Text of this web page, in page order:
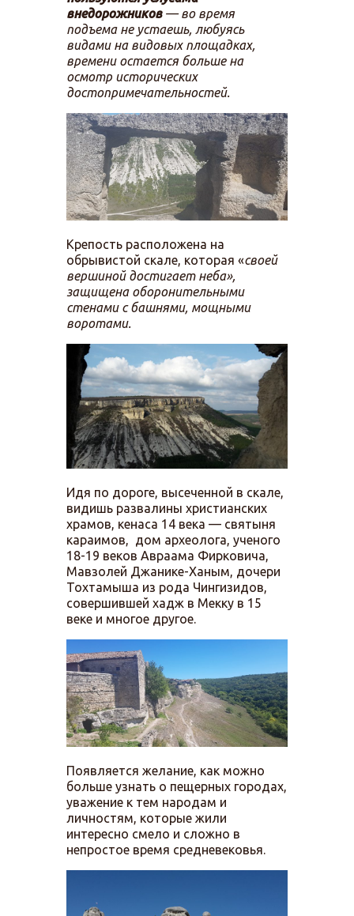
внедорожников— во время
подъема не устаешь, любуясь
видами на видовых площадках,
времени остается больше на
осмотр исторических
достопримечательностей.
Крепость расположена на
обрывистой скале, которая «своей
вершиной достигает неба»,
защищена оборонительными
стенами с башнями, мощными
воротами.
Идя по дороге, высеченной в скале,
видишь развалины христианских
храмов, кенаса 14 века — святыня
караимов, дом археолога, ученого
18-19 веков Авраама Фирковича,
Мавзолей Джанике-Ханым, дочери
Тохтамыша из рода Чингизидов,
совершившей хадж в Мекку в 15
веке и многое другое.
Появляется желание, как можно
больше узнать о пещерных городах,
уважение к тем народам и
личностям, которые жили
интересно смело и сложно в
непростое время средневековья.